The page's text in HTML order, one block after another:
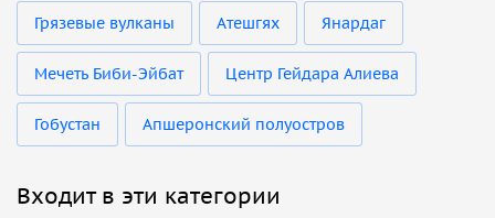
Грязевые вулканы Атешгях Янардаг
Мечеть Биби-Эйбат Центр Гейдара Алиева
Гобустан Апшеронский полуостров
Входит в эти категории